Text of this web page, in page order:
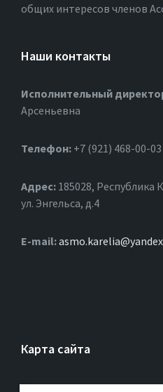
общих интересов членов
Наши контакты
Исполнительный
Арсеньевна
Телефон: +7 (921) 468-00-03
Адрес: 185028, Республика
ул. Энгельса, д.4
Е-mail: